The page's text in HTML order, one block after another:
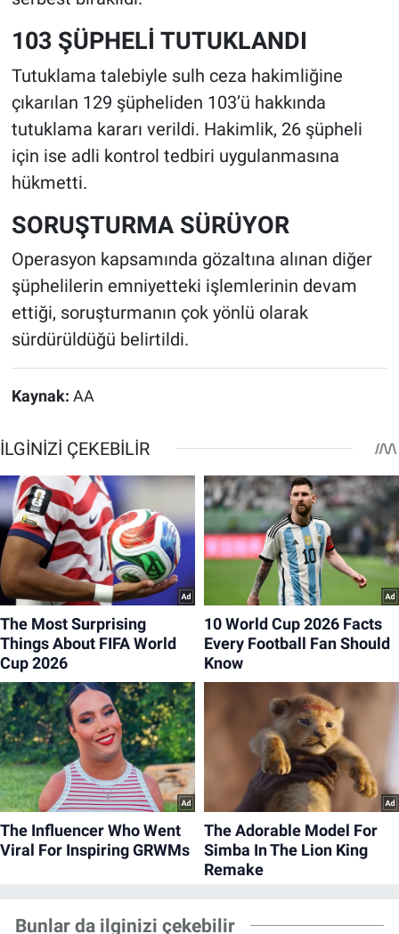
103 ŞÜPHELİ TUTUKLANDI
Tutuklama talebiyle sulh ceza hakimliğine
çıkarılan 129 şüpheliden 103’ü hakkında
tutuklama kararı verildi. Hakimlik, 26 şüpheli
için ise adli kontrol tedbiri uygulanmasına
hükmetti.
SORUŞTURMA SÜRÜYOR
Operasyon kapsamında gözaltına alınan diğer
şüphelilerin emniyetteki işlemlerinin devam
ettiği, soruşturmanın çok yönlü olarak
sürdürüldüğü belirtildi.
Kaynak: AA
Bunlar da ilginizi çekebilir